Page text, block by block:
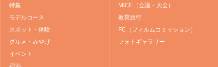
特集
モデルコース
スポット・体験
グルメ・みやげ
イベント
MICE（会議・大会）
教育旅行
FC（フィルムコミッション）
フォトギャラリー